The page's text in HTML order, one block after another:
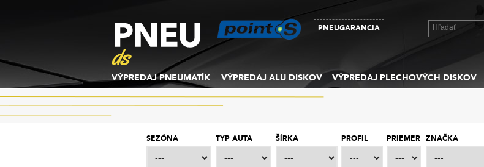
PNEUGARANCIA
VÝPREDAJ PNEUMATÍK VÝPREDAJ ALU DISKOV VÝPREDAJ PLECHOVÝCH DISKOV
SEZÓNA TYP AUTA ŠÍRKA PROFIL PRIEMER ZNAČKA